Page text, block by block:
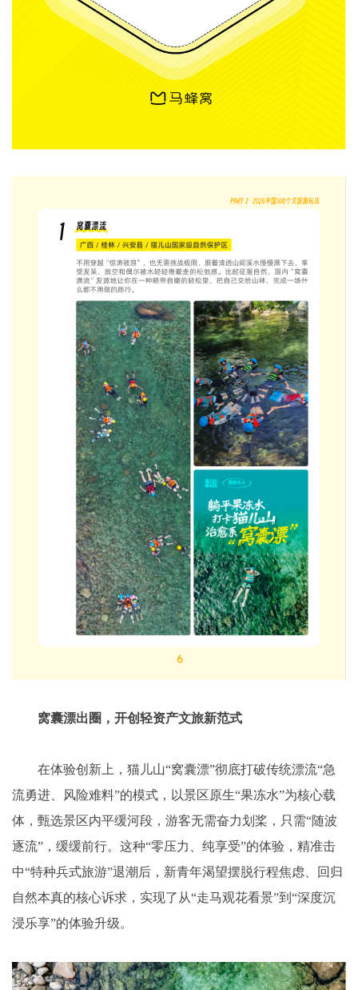
窝囊漂出圈，开创轻资产文旅新范式
在体验创新上，猫儿山“窝囊漂”彻底打破传统漂流“急
流勇进、风险难料”的模式，以景区原生“果冻水”为核心载
体，甄选景区内平缓河段，游客无需奋力划桨，只需“随波
逐流”，缓缓前行。这种“零压力、纯享受”的体验，精准击
中“特种兵式旅游”退潮后，新青年渴望摆脱行程焦虑、回归
自然本真的核心诉求，实现了从“走马观花看景”到“深度沉
浸乐享”的体验升级。